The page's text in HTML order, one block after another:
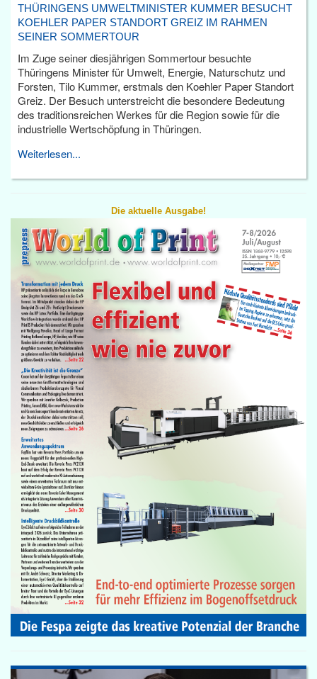
THÜRINGENS UMWELTMINISTER KUMMER BESUCHT
KOEHLER PAPER STANDORT GREIZ IM RAHMEN
SEINER SOMMERTOUR
Im Zuge seiner diesjährigen Sommertour besuchte
Thüringens Minister für Umwelt, Energie, Naturschutz und
Forsten, Tilo Kummer, erstmals den Koehler Paper Standort
Greiz. Der Besuch unterstreicht die besondere Bedeutung
des traditionsreichen Werkes für die Region sowie für die
industrielle Wertschöpfung in Thüringen.
Weiterlesen...
Die aktuelle Ausgabe!